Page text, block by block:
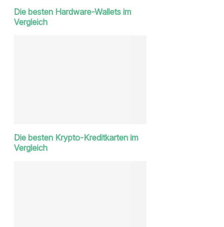
Die besten Hardware-Wallets im
Vergleich
Die besten Krypto-Kreditkarten im
Vergleich